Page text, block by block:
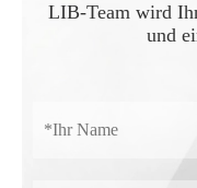
LIB-Team wird
und